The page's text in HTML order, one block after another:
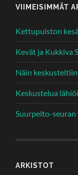
VIIMEISIMMÄT
Kettupuiston
Kevät ja Kukkiva
Näin
Keskustelua
Suurpelto-
ARKISTOT